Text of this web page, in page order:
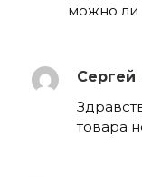
можно ли
Сергей
товара